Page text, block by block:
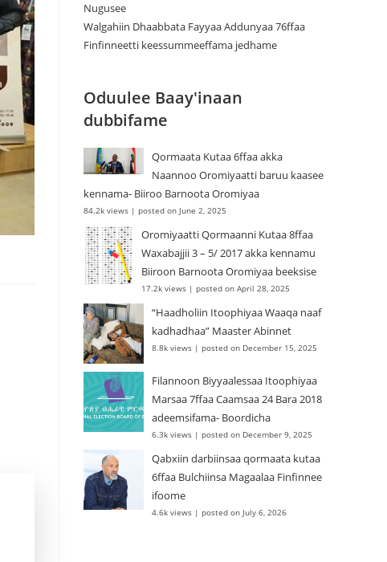
Nugusee
Walgahiin Dhaabbata Fayyaa Addunyaa 76ffaa
Finfinneetti keessummeeffama jedhame
Oduulee Baay'inaan
dubbifame
Qormaata Kutaa 6ffaa akka
Naannoo Oromiyaatti baruu kaasee
kennama- Biiroo Barnoota Oromiyaa
84.2k views | posted on June 2, 2025
Oromiyaatti Qormaanni Kutaa 8ffaa
Waxabajjii 3 – 5/ 2017 akka kennamu
Biiroon Barnoota Oromiyaa beeksise
17.2k views | posted on April 28, 2025
“Haadholiin Itoophiyaa Waaqa naaf
kadhadhaa” Maaster Abinnet
8.8k views | posted on December 15, 2025
Filannoon Biyyaalessaa Itoophiyaa
Marsaa 7ffaa Caamsaa 24 Bara 2018
adeemsifama- Boordicha
6.3k views | posted on December 9, 2025
Qabxiin darbiinsaa qormaata kutaa
6ffaa Bulchiinsa Magaalaa Finfinnee
ifoome
4.6k views | posted on July 6, 2026